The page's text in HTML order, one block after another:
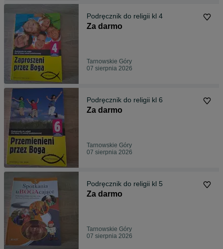
Podręcznik do religii kl 4
Za darmo
Tarnowskie Góry
07 sierpnia 2026
Podręcznik do religii kl 6
Za darmo
Tarnowskie Góry
07 sierpnia 2026
Podręcznik do religii kl 5
Za darmo
Tarnowskie Góry
07 sierpnia 2026